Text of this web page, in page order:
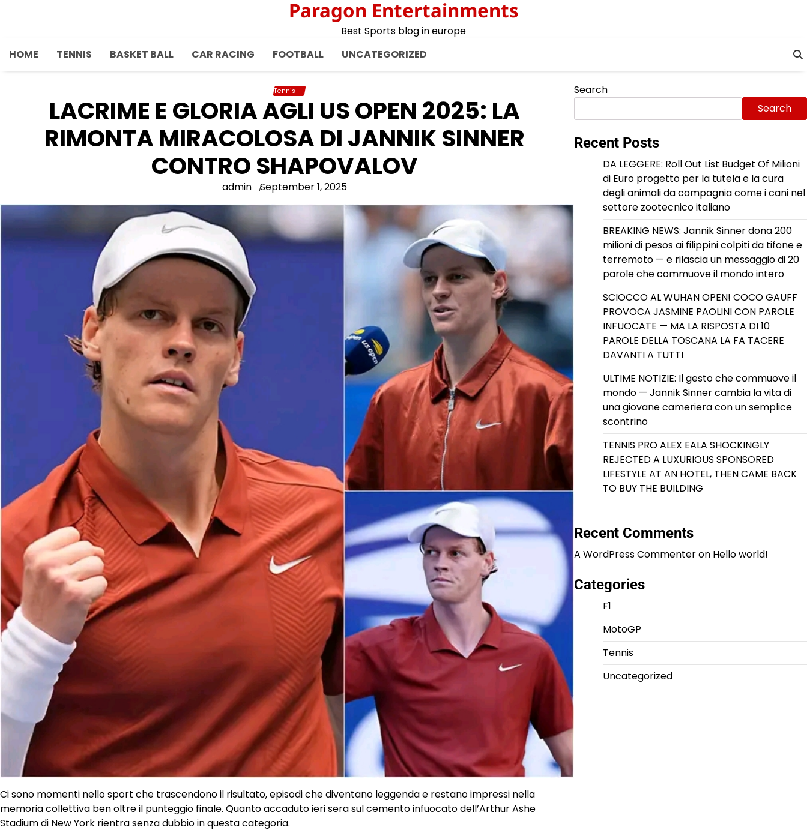
Paragon Entertainments
Best Sports blog in europe
HOME
TENNIS BASKET BALL CAR RACING FOOTBALL UNCATEGORIZED
Tennis
LACRIME E GLORIA AGLI US OPEN 2025: LA
RIMONTA MIRACOLOSA DI JANNIK SINNER
CONTRO SHAPOVALOV
admin September 1, 2025
Ci sono momenti nello sport che trascendono il risultato, episodi che diventano leggenda e restano impressi nella
memoria collettiva ben oltre il punteggio finale. Quanto accaduto ieri sera sul cemento infuocato dell’Arthur Ashe
Stadium di New York rientra senza dubbio in questa categoria.
Search
Search
Recent Posts
DA LEGGERE: Roll Out List Budget Of Milioni
di Euro progetto per la tutela e la cura
degli animali da compagnia come i cani nel
settore zootecnico italiano
BREAKING NEWS: Jannik Sinner dona 200
milioni di pesos ai filippini colpiti da tifone e
terremoto — e rilascia un messaggio di 20
parole che commuove il mondo intero
SCIOCCO AL WUHAN OPEN! COCO GAUFF
PROVOCA JASMINE PAOLINI CON PAROLE
INFUOCATE — MA LA RISPOSTA DI 10
PAROLE DELLA TOSCANA LA FA TACERE
DAVANTI A TUTTI
ULTIME NOTIZIE: Il gesto che commuove il
mondo — Jannik Sinner cambia la vita di
una giovane cameriera con un semplice
scontrino
TENNIS PRO ALEX EALA SHOCKINGLY
REJECTED A LUXURIOUS SPONSORED
LIFESTYLE AT AN HOTEL, THEN CAME BACK
TO BUY THE BUILDING
Recent Comments
A WordPress Commenteron Hello world!
Categories
F1
MotoGP
Tennis
Uncategorized